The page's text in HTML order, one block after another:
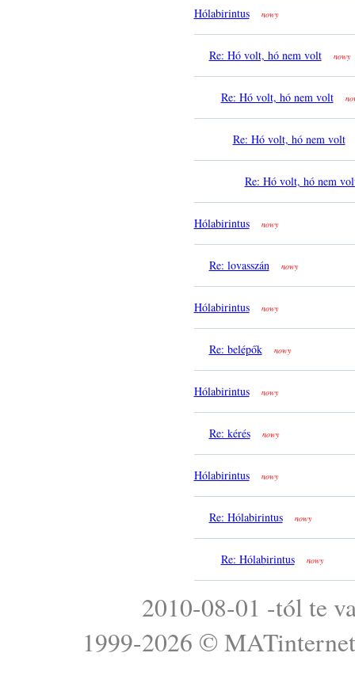
Hólabirintus nowy
Re: Hó volt, hó nem volt nowy
Re: Hó volt, hó nem volt
Re: Hó volt, hó nem volt
Re: Hó volt, hó nem
Hólabirintus nowy
Re: lovasszán nowy
Hólabirintus nowy
Re: belépők nowy
Hólabirintus nowy
Re: kérés nowy
Hólabirintus nowy
Re: Hólabirintus nowy
Re: Hólabirintus nowy
2010-08-01 -tól te
1999-2026 © MATinternet